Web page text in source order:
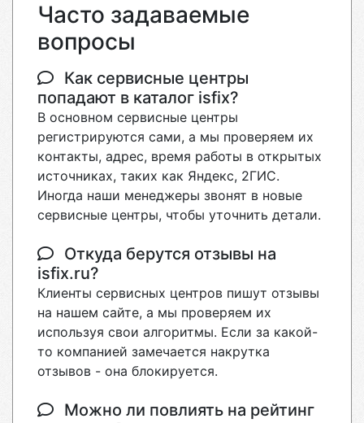
Часто задаваемые
вопросы
Как сервисные центры
попадают в каталог isfix?
В основном сервисные центры
регистрируются сами, а мы проверяем их
контакты, адрес, время работы в открытых
источниках, таких как Яндекс, 2ГИС.
Иногда наши менеджеры звонят в новые
сервисные центры, чтобы уточнить детали.
Откуда берутся отзывы на
isfix.ru?
Клиенты сервисных центров пишут отзывы
на нашем сайте, а мы проверяем их
используя свои алгоритмы. Если за какой-
то компанией замечается накрутка
отзывов - она блокируется.
Можно ли повлиять на рейтинг